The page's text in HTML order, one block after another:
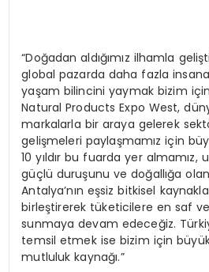
“Doğadan aldığımız ilhamla
global pazarda daha fazla insana
yaşam bilincini yaymak bizim
Natural Products Expo West,
markalarla bir araya gelerek
gelişmeleri paylaşmamız için
10 yıldır bu fuarda yer almamız,
güçlü duruşunu ve doğallığa olan
Antalya’nın eşsiz bitkisel
birleştirerek tüketicilere en saf
sunmaya devam edeceğiz.
temsil etmek ise bizim için
mutluluk kaynağı.”